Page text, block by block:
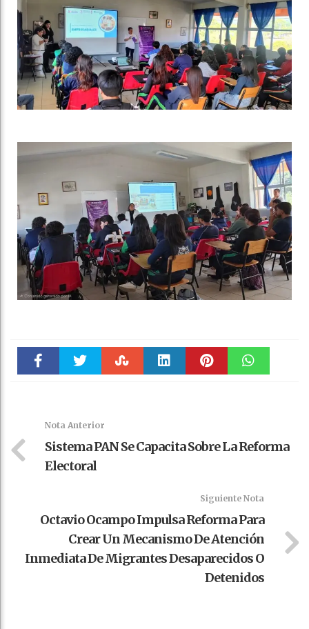
Nota Anterior
Sistema PAN Se Capacita Sobre La Reforma
Electoral
Siguiente Nota
Octavio Ocampo Impulsa Reforma Para
Crear Un Mecanismo De Atención
Inmediata De Migrantes Desaparecidos O
Detenidos